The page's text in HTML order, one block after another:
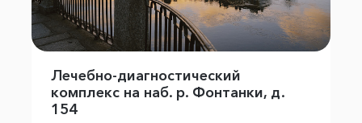
Лечебно-диагностический
комплекс на наб. р. Фонтанки, д.
154